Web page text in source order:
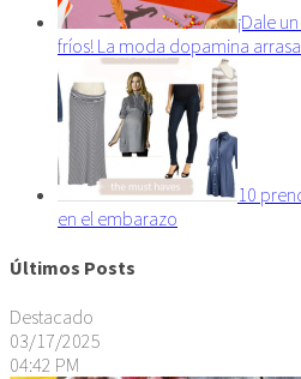
¡Dale
fríos! La moda dopamina
10
en el embarazo
Últimos Posts
Destacado
03/17/2025
04:42 PM